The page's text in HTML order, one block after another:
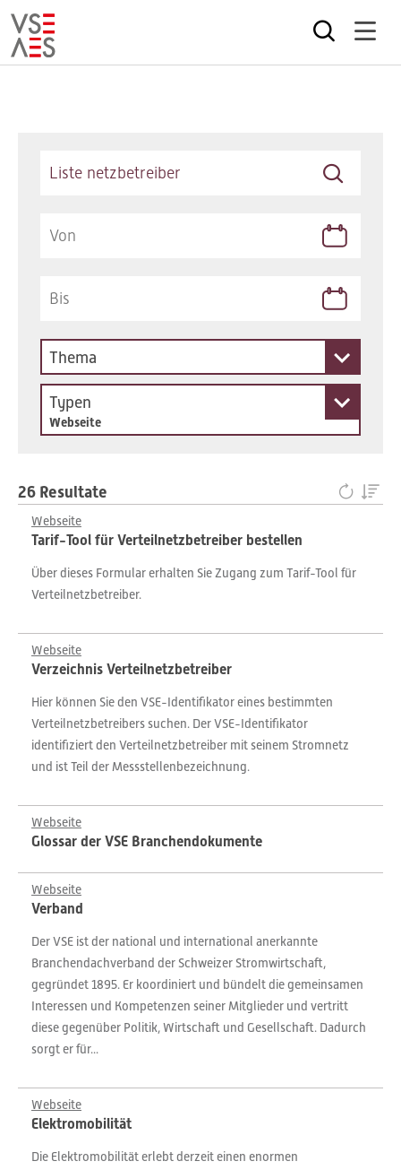
Thema
Typen
Webseite
26 Resultate
Webseite
Tarif-Tool für Verteilnetzbetreiber bestellen
Über dieses Formular erhalten Sie Zugang zum Tarif-Tool für
Verteilnetzbetreiber.
Webseite
Verzeichnis Verteilnetzbetreiber
Hier können Sie den VSE-Identifikator eines bestimmten
Verteilnetzbetreibers suchen. Der VSE-Identifikator
identifiziert den Verteilnetzbetreiber mit seinem Stromnetz
und ist Teil der Messstellenbezeichnung.
Webseite
Glossar der VSE Branchendokumente
Webseite
Verband
Der VSE ist der national und international anerkannte
Branchendachverband der Schweizer Stromwirtschaft,
gegründet 1895. Er koordiniert und bündelt die gemeinsamen
Interessen und Kompetenzen seiner Mitglieder und vertritt
diese gegenüber Politik, Wirtschaft und Gesellschaft. Dadurch
sorgt er für...
Webseite
Elektromobilität
Die Elektromobilität erlebt derzeit einen enormen